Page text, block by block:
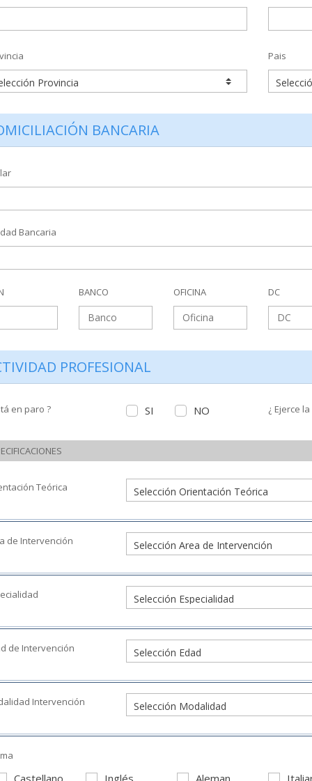
Pais
BANCARIA
Bancaria
BANCO OFICINA DC
PROFESIONAL
en paro ? SI NO ¿ Ejerce
Teórica
de Intervención
de Intervención
Intervención
Castellano Inglés Aleman